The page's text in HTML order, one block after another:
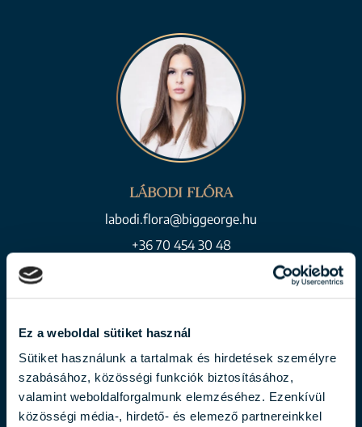
Ez a weboldal sütiket használ
Sütiket használunk a tartalmak és hirdetések személyre
szabásához, közösségi funkciók biztosításához,
valamint weboldalforgalmunk elemzéséhez. Ezenkívül
közösségi média-, hirdető- és elemező partnereinkkel
LÁBODI FLÓRA
labodi.flora@biggeorge.hu
+36 70 454 30 48